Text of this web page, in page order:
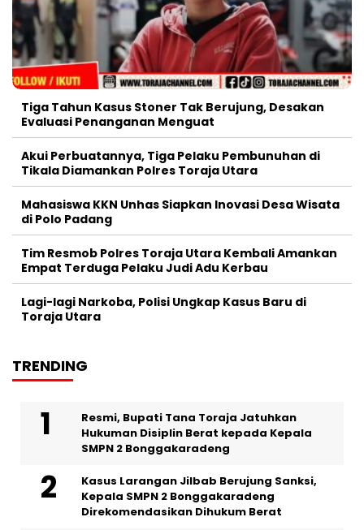
Tiga Tahun Kasus Stoner Tak Berujung, Desakan
Evaluasi Penanganan Menguat
Akui Perbuatannya, Tiga Pelaku Pembunuhan di
Tikala Diamankan Polres Toraja Utara
Mahasiswa KKN Unhas Siapkan Inovasi Desa Wisata
di Polo Padang
Tim Resmob Polres Toraja Utara Kembali Amankan
Empat Terduga Pelaku Judi Adu Kerbau
Lagi-lagi Narkoba, Polisi Ungkap Kasus Baru di
Toraja Utara
TRENDING
Resmi, Bupati Tana Toraja Jatuhkan
Hukuman Disiplin Berat kepada Kepala
SMPN 2 Bonggakaradeng
Kasus Larangan Jilbab Berujung Sanksi,
Kepala SMPN 2 Bonggakaradeng
Direkomendasikan Dihukum Berat